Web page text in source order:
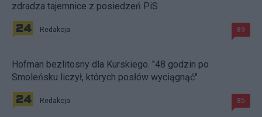
zdradza tajemnice z posiedzeń PiS
Redakcja 89
Hofman bezlitosny dla Kurskiego. "48 godzin po
Smoleńsku liczył, których posłów wyciągnąć"
Redakcja 85